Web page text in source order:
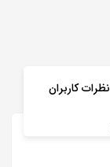
نظرات کاربران